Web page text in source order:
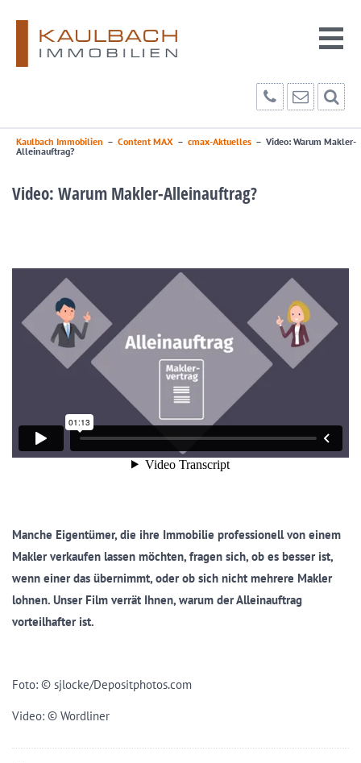
Kaulbach Immobilien – Content MAX – cmax-Aktuelles – Video: Warum Makler-
Alleinauftrag?
Video: Warum Makler-Alleinauftrag?
Manche Eigentümer, die ihre Immobilie professionell von einem
Makler verkaufen lassen möchten, fragen sich, ob es besser ist,
wenn einer das übernimmt, oder ob sich nicht mehrere Makler
lohnen. Unser Film verrät Ihnen, warum der Alleinauftrag
vorteilhafter ist.
Foto: © sjlocke/Depositphotos.com
Video: © Wordliner